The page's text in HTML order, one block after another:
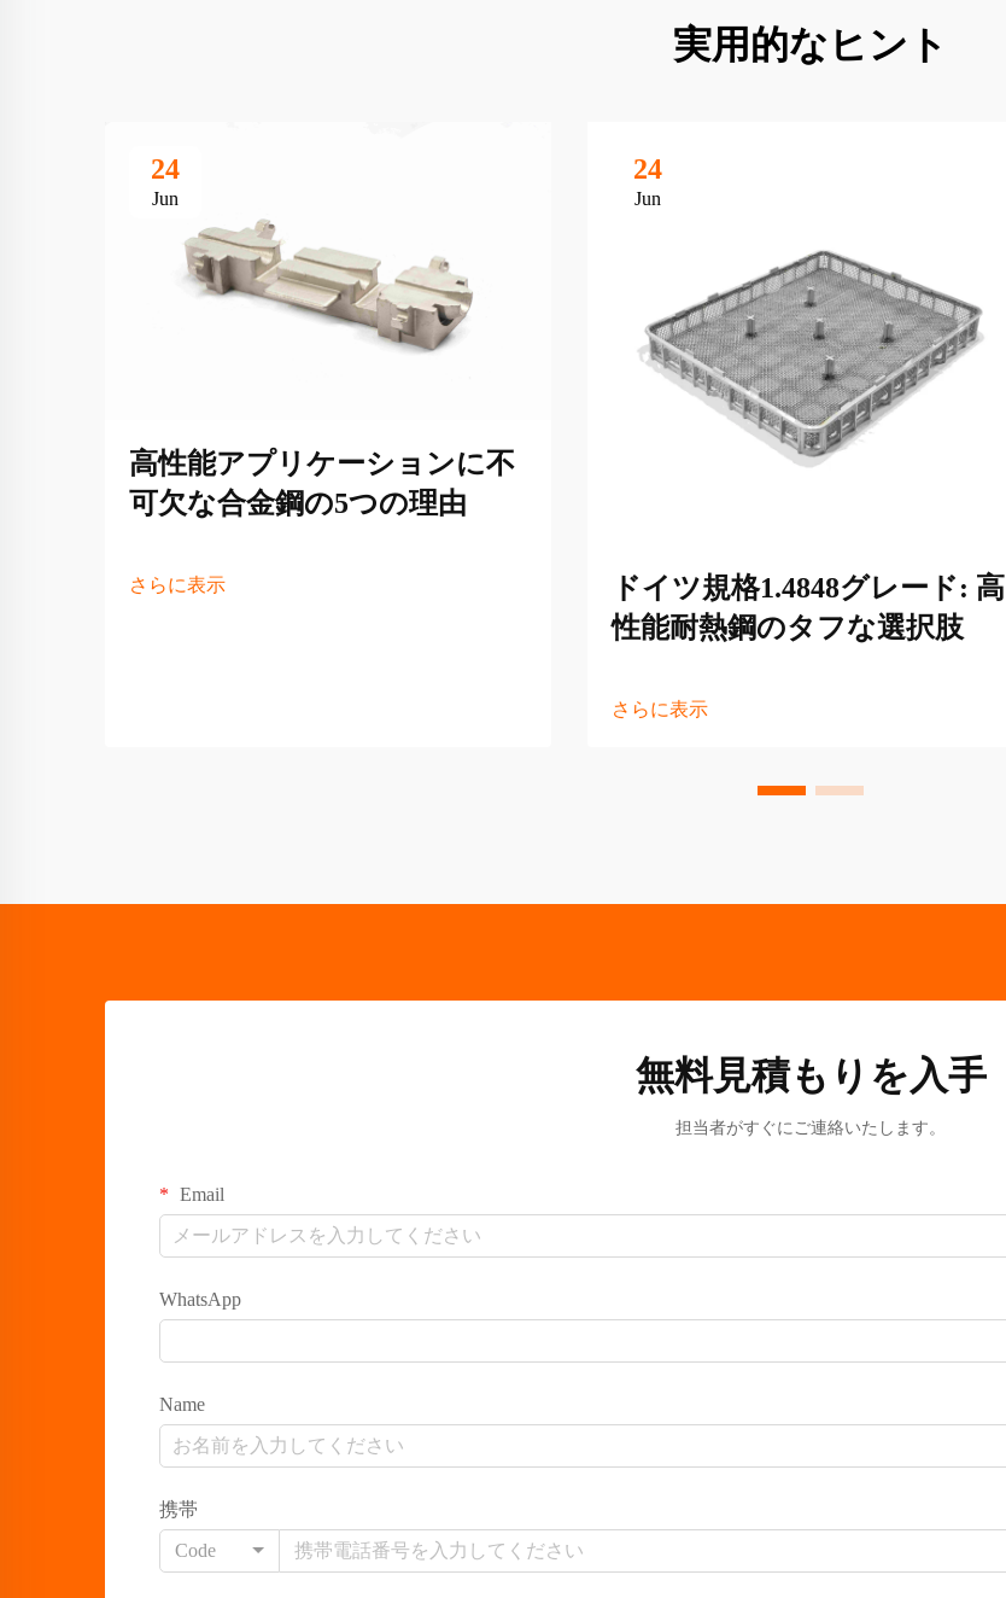
実用的なヒント
24
Jun
高性能アプリケーションに不
可欠な合金鋼の5つの理由
さらに表示
24
Jun
ドイツ規格1.4848グレード: 高
性能耐熱鋼のタフな選択肢
さらに表示
無料見積もりを入手
担当者がすぐにご連絡いたします。
Email
WhatsApp
Name
携帯
Code